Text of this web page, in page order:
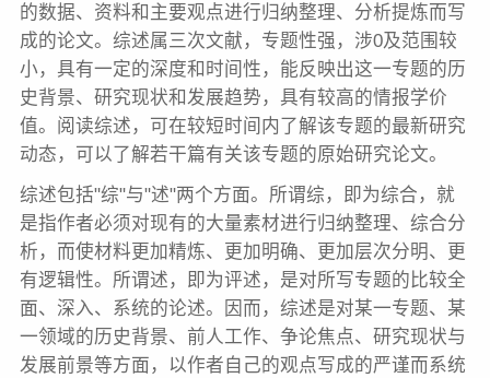
的数据、资料和主要观点进行归纳整理、分析提炼而写
成的论文。综述属三次文献，专题性强，涉0及范围较
小，具有一定的深度和时间性，能反映出这一专题的历
史背景、研究现状和发展趋势，具有较高的情报学价
值。阅读综述，可在较短时间内了解该专题的最新研究
动态，可以了解若干篇有关该专题的原始研究论文。
综述包括"综"与"述"两个方面。所谓综，即为综合，就
是指作者必须对现有的大量素材进行归纳整理、综合分
析，而使材料更加精炼、更加明确、更加层次分明、更
有逻辑性。所谓述，即为评述，是对所写专题的比较全
面、深入、系统的论述。因而，综述是对某一专题、某
一领域的历史背景、前人工作、争论焦点、研究现状与
发展前景等方面，以作者自己的观点写成的严谨而系统